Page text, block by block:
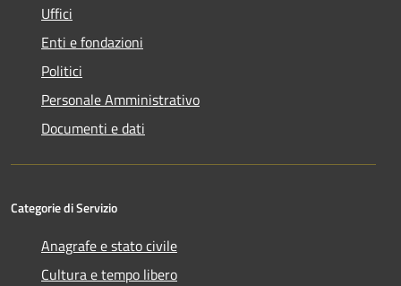
Uffici
Enti e fondazioni
Politici
Personale Amministrativo
Documenti e dati
Categorie di Servizio
Anagrafe e stato civile
Cultura e tempo libero